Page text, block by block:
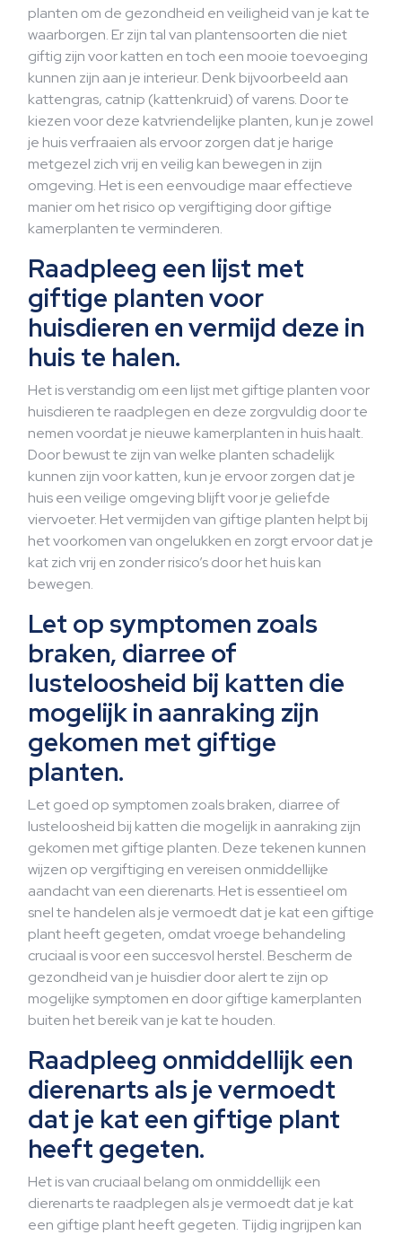
planten om de gezondheid en veiligheid van je kat te
waarborgen. Er zijn tal van plantensoorten die niet
giftig zijn voor katten en toch een mooie toevoeging
kunnen zijn aan je interieur. Denk bijvoorbeeld aan
kattengras, catnip (kattenkruid) of varens. Door te
kiezen voor deze katvriendelijke planten, kun je zowel
je huis verfraaien als ervoor zorgen dat je harige
metgezel zich vrij en veilig kan bewegen in zijn
omgeving. Het is een eenvoudige maar effectieve
manier om het risico op vergiftiging door giftige
kamerplanten te verminderen.
Raadpleeg een lijst met
giftige planten voor
huisdieren en vermijd deze in
huis te halen.
Het is verstandig om een lijst met giftige planten voor
huisdieren te raadplegen en deze zorgvuldig door te
nemen voordat je nieuwe kamerplanten in huis haalt.
Door bewust te zijn van welke planten schadelijk
kunnen zijn voor katten, kun je ervoor zorgen dat je
huis een veilige omgeving blijft voor je geliefde
viervoeter. Het vermijden van giftige planten helpt bij
het voorkomen van ongelukken en zorgt ervoor dat je
kat zich vrij en zonder risico’s door het huis kan
bewegen.
Let op symptomen zoals
braken, diarree of
lusteloosheid bij katten die
mogelijk in aanraking zijn
gekomen met giftige
planten.
Let goed op symptomen zoals braken, diarree of
lusteloosheid bij katten die mogelijk in aanraking zijn
gekomen met giftige planten. Deze tekenen kunnen
wijzen op vergiftiging en vereisen onmiddellijke
aandacht van een dierenarts. Het is essentieel om
snel te handelen als je vermoedt dat je kat een giftige
plant heeft gegeten, omdat vroege behandeling
cruciaal is voor een succesvol herstel. Bescherm de
gezondheid van je huisdier door alert te zijn op
mogelijke symptomen en door giftige kamerplanten
buiten het bereik van je kat te houden.
Raadpleeg onmiddellijk een
dierenarts als je vermoedt
dat je kat een giftige plant
heeft gegeten.
Het is van cruciaal belang om onmiddellijk een
dierenarts te raadplegen als je vermoedt dat je kat
een giftige plant heeft gegeten. Tijdig ingrijpen kan